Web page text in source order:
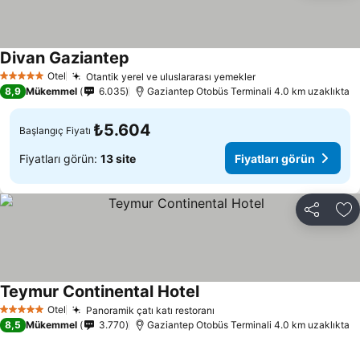
5 Yıldız Otel Otantik yerel ve uluslararası yemeklerFiyatları görün
Divan Gaziantep
8,9 Mükemmel 6.035 Gaziantep Otobüs Terminali 4.0 km uzaklıkta
Başlangıç Fiyatı ₺5.604
Fiyatları görün: 13 site Fiyatları görün
Paylaş
5 Yıldız Otel Panoramik çatı katı restoranı
Teymur Continental HotelFiyatları görün
8,5 Mükemmel 3.770 Gaziantep Otobüs Terminali 4.0 km uzaklıkta